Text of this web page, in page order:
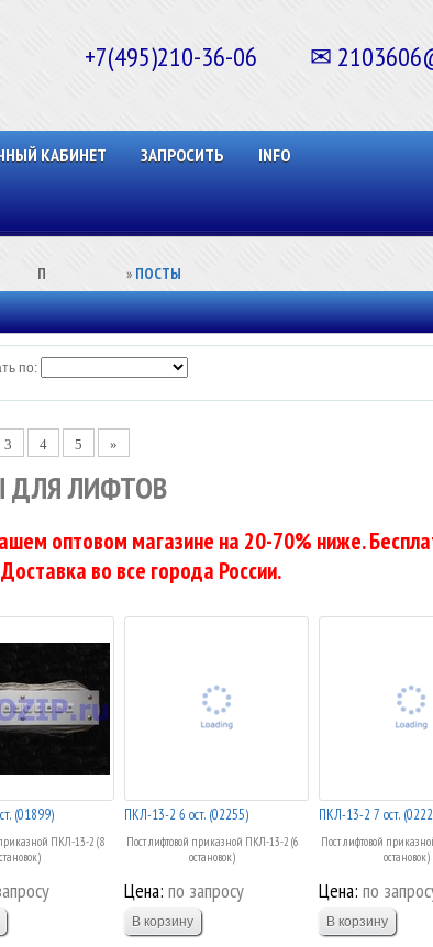
+7(495)210-36-06 ✉
КАБИНЕТ ЗАПРОСИТЬ INFO
» ПОСТЫ
по:
3 4 5 »
ДЛЯ ЛИФТОВ
оптовом магазине на 20-70% ниже.
во все города России.
2 8 ост. (01899)
ПКЛ-13-2 (8
ПКЛ-13-2 6 ост. (02255)
Пост лифтовой приказной ПКЛ-13-2 (6
остановок)
Цена: по запросу
ПКЛ-13-2 7 ост.
Пост лифтовой
остановок)
Цена: по